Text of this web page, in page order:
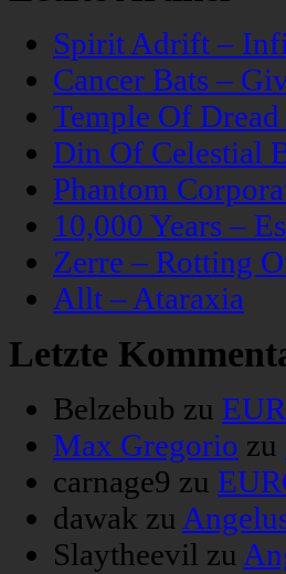
Spirit Adrift –
Cancer Bats –
Temple Of
Din Of Celestial
Phantom
10,000 Years –
Zerre – Rotting
Allt – Ataraxia
Letzte
Belzebub zu
Max Gregorio zu
carnage9 zu
dawak zu
Slaytheevil zu